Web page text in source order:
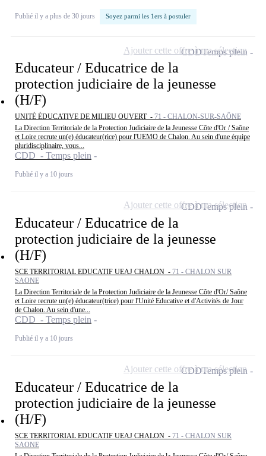
Publié il y a plus de 30 jours Soyez parmi les 1ers à postuler
Educateur / Educatrice de la
protection judiciaire de la jeunesse
(H/F)
UNITÉ ÉDUCATIVE DE MILIEU OUVERT - 71 - CHALON-SUR-SAÔNE
La Direction Territoriale de la Protection Judiciaire de la Jeunesse Côte d'Or / Saône
et Loire recrute un(e) éducateur(rice) pour l'UEMO de Chalon. Au sein d'une équipe
pluridisciplinaire, vous...
CDD - Temps plein
Publié il y a 10 jours
CDDTemps plein
Ajouter cette offre à ma sélection
Educateur / Educatrice de la
protection judiciaire de la jeunesse
(H/F)
SCE TERRITORIAL EDUCATIF UEAJ CHALON - 71 - CHALON SUR
SAONE
La Direction Territoriale de la Protection Judiciaire de la Jeunesse Côte d'Or/ Saône
et Loire recrute un(e) éducateur(trice) pour l'Unité Educative et d'Activités de Jour
de Chalon. Au sein d'une...
CDD - Temps plein
Publié il y a 10 jours
CDDTemps plein
Ajouter cette offre à ma sélection
Educateur / Educatrice de la
protection judiciaire de la jeunesse
(H/F)
SCE TERRITORIAL EDUCATIF UEAJ CHALON - 71 - CHALON SUR
SAONE
CDDTemps plein
Ajouter cette offre à ma sélection